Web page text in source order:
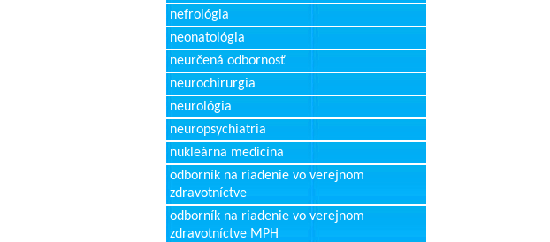
nefrológia
neonatológia
neurčená odbornosť
neurochirurgia
neurológia
neuropsychiatria
nukleárna medicína
odborník na riadenie vo verejnom
zdravotníctve
odborník na riadenie vo verejnom
zdravotníctve MPH